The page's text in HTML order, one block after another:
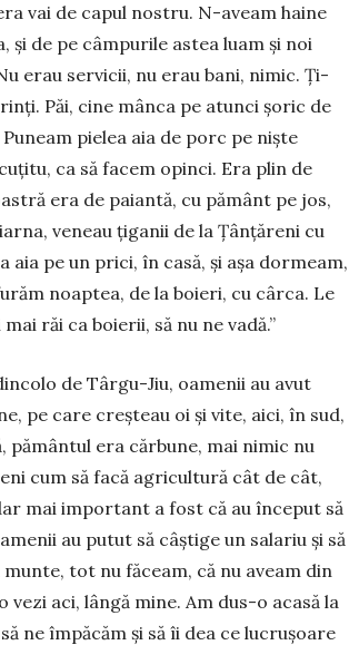
vai de capul nostru. N-aveam haine
și de pe câmpurile astea luam și noi
erau servicii, nu erau bani, nimic. Ți­
Păi, cine mânca pe atunci șoric de
pielea aia de porc pe niște
ca să facem opinci. Era plin de
era de paiantă, cu pământ pe jos,
veneau țiganii de la Țânțăreni cu
pe un prici, în casă, și așa dor­meam,
noaptea, de la boieri, cu cârca. Le
răi ca boierii, să nu ne vadă.”
de Târgu-Jiu, oamenii au avut
pe care creșteau oi și vite, aici, în sud,
pământul era cărbune, mai nimic nu
cum să facă agricultură cât de cât,
mai important a fost că au început să
au putut să câș­tige un salariu și să
tot nu făceam, că nu aveam din
aci, lângă mine. Am dus-o acasă la
ne împă­căm și să îi dea ce lu­cru­șoare